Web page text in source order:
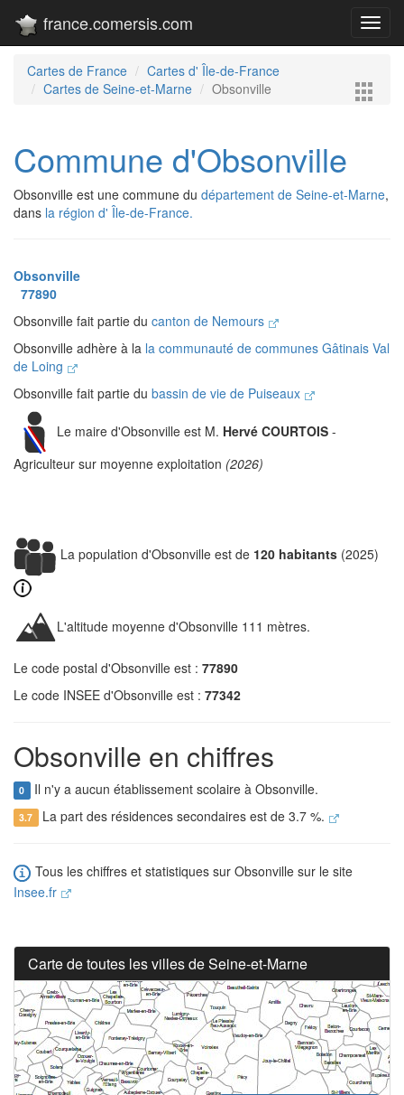
france.comersis.com
Cartes de France
Cartes d' Île-de-France
Cartes de Seine-et-Marne
Obsonville
Commune d'Obsonville
Obsonville est une commune du département de Seine-et-Marne,
dans la région d' Île-de-France.
Obsonville
77890
Obsonville fait partie du canton de Nemours
Obsonville adhère à la la communauté de communes Gâtinais Val
de Loing
Obsonville fait partie du bassin de vie de Puiseaux
Le maire d'Obsonville est M. Hervé COURTOIS -
Agriculteur sur moyenne exploitation (2026)
La population d'Obsonville est de 120 habitants (2025)
L'altitude moyenne d'Obsonville 111 mètres.
Le code postal d'Obsonville est : 77890
Le code INSEE d'Obsonville est : 77342
Obsonville en chiffres
0 Il n'y a aucun établissement scolaire à Obsonville.
3.7 La part des résidences secondaires est de 3.7 %.
Tous les chiffres et statistiques sur Obsonville sur le site
Insee.fr
Carte de toutes les villes de Seine-et-Marne